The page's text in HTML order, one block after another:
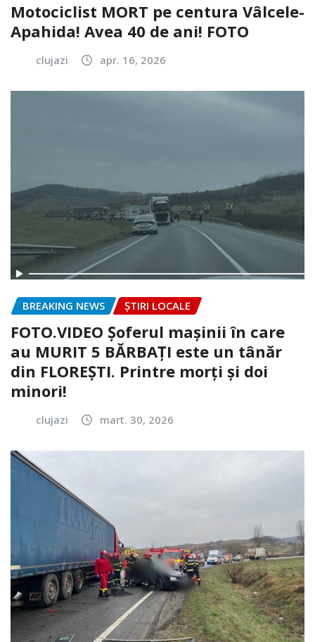
Motociclist MORT pe centura Vâlcele-
Apahida! Avea 40 de ani! FOTO
clujazi apr. 16, 2026
BREAKING NEWS ȘTIRI LOCALE
FOTO.VIDEO Șoferul mașinii în care
au MURIT 5 BĂRBAȚI este un tânăr
din FLOREȘTI. Printre morți și doi
minori!
clujazi mart. 30, 2026